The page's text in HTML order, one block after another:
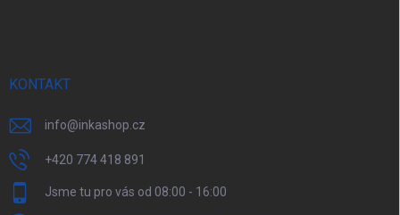
KONTAKT
info@inkashop.cz
+420 774 418 891
Jsme tu pro vás od 08:00 - 16:00